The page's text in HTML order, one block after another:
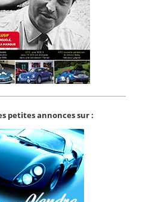
petites annonces sur :